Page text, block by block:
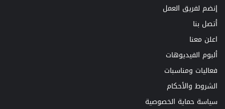
إنضم لفريق العمل
أتصل بنا
اعلن معنا
ألبوم الفيديوهات
فعاليات ومناسبات
الشروط والأحكام
سياسة حماية الخصوصية